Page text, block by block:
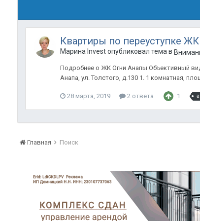
Квартиры по переуступке
Марина Invest опубликовал тема в
Подробнее о ЖК Огни Анапы Объективный
Анапа, ул. Толстого, д.130 1. 1 комнатная,
28 марта, 2019 2 ответа 1
Главная Поиск